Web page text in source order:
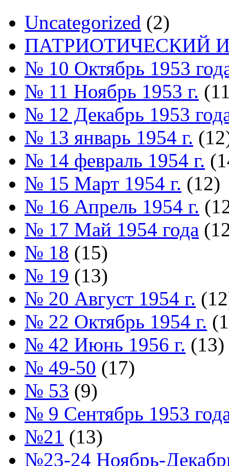
Uncategorized (2)
ПАТРИОТИЧЕСКИЙ
№ 10 Октябрь 1953
№ 11 Ноябрь 1953 г.
№ 12 Декабрь 1953
№ 13 январь 1954 г.
№ 14 февраль 1954 г.
№ 15 Март 1954 г. (12)
№ 16 Апрель 1954 г.
№ 17 Май 1954 года
№ 18 (15)
№ 19 (13)
№ 20 Август 1954 г.
№ 22 Октябрь 1954 г.
№ 42 Июнь 1956 г. (13)
№ 49-50 (17)
№ 53 (9)
№ 9 Сентябрь 1953
№21 (13)
№23-24 Ноябрь-